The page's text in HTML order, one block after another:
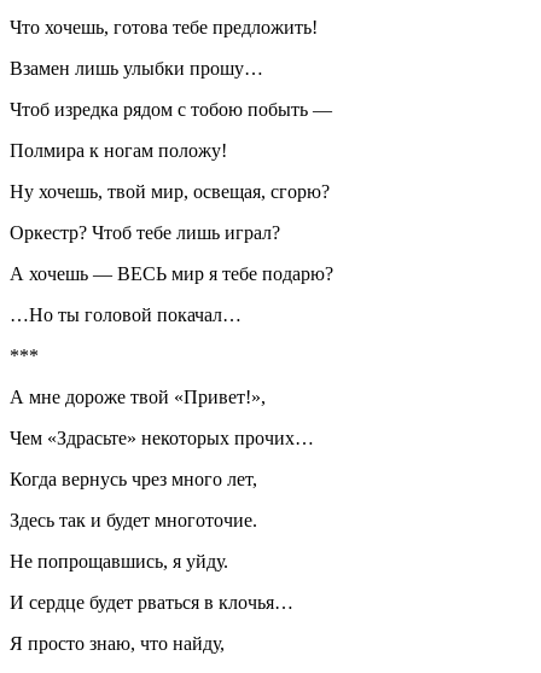
Что хочешь, готова тебе предложить!
Взамен лишь улыбки прошу…
Чтоб изредка рядом с тобою побыть —
Полмира к ногам положу!
Ну хочешь, твой мир, освещая, сгорю?
Оркестр? Чтоб тебе лишь играл?
А хочешь — ВЕСЬ мир я тебе подарю?
…Но ты головой покачал…
***
А мне дороже твой «Привет!»,
Чем «Здрасьте» некоторых прочих…
Когда вернусь чрез много лет,
Здесь так и будет многоточие.
Не попрощавшись, я уйду.
И сердце будет рваться в клочья…
Я просто знаю, что найду,